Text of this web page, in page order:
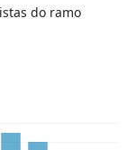
do ramo